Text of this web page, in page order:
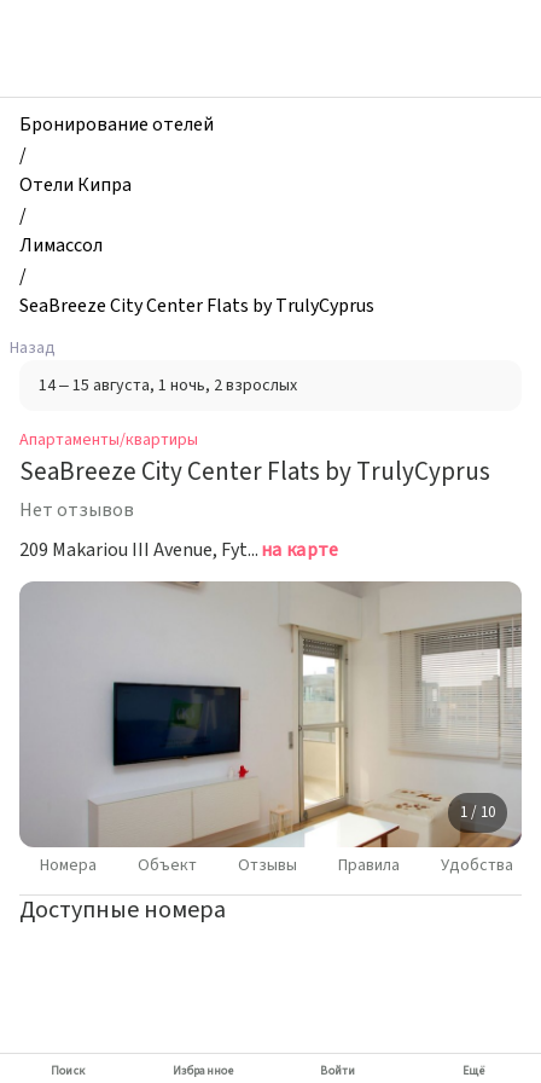
и
квартиры,
SeaBreeze
City
Center
Flats
by
TrulyCyprus,
Лимассол,
Кипр
Бронирование отелей
/
Отели Кипра
/
Лимассол
/
SeaBreeze City Center Flats by TrulyCyprus
Назад
14 – 15 августа, 1 ночь, 2 взрослых
Апартаменты/квартиры
SeaBreeze City Center Flats by TrulyCyprus
Нет отзывов
209 Makariou III Avenue, Fytides Court, Лимассолна карте
1 / 10
Номера Объект Отзывы Правила Удобства
Доступные номера
Поиск Избранное Войти Ещё